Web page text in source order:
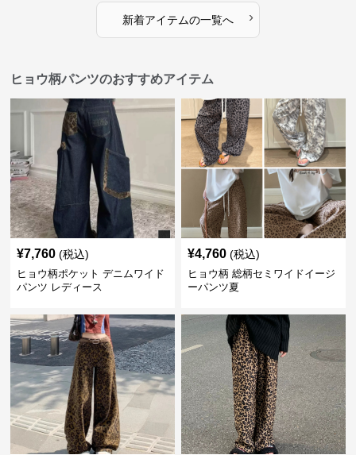
新着アイテムの一覧へ ›
ヒョウ柄パンツのおすすめアイテム
¥7,760 (税込)
ヒョウ柄ポケット デニムワイド
パンツ レディース
¥4,760 (税込)
ヒョウ柄 総柄セミワイドイージ
ーパンツ夏